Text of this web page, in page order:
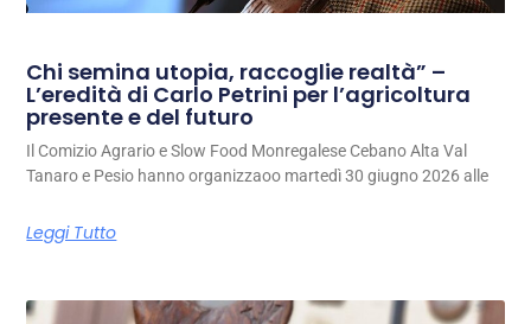
Chi semina utopia, raccoglie realtà” –
L’eredità di Carlo Petrini per l’agricoltura
presente e del futuro
Il Comizio Agrario e Slow Food Monregalese Cebano Alta Val
Tanaro e Pesio hanno organizzaoo martedì 30 giugno 2026 alle
Leggi Tutto